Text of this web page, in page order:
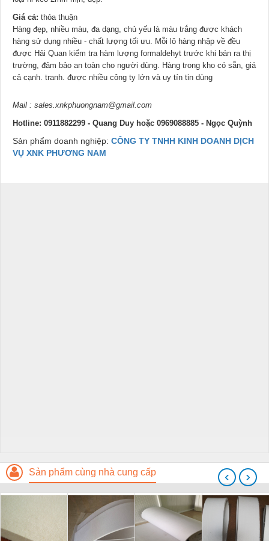
Giá cả: thỏa thuận
Hàng đẹp, nhiều màu, đa dạng, chủ yếu là màu trắng được khách
hàng sử dụng nhiều - chất lượng tối ưu. Mỗi lô hàng nhập về đều
được Hải Quan kiểm tra hàm lượng formaldehyt trước khi bán ra thị
trường, đảm bảo an toàn cho người dùng. Hàng trong kho có sẵn, giá
cả cạnh. tranh. được nhiều công ty lớn và uy tín tin dùng
Mail : sales.xnkphuongnam@gmail.com
Hotline: 0911882299 - Quang Duy hoặc 0969088885 - Ngọc Quỳnh
Sản phẩm doanh nghiệp: CÔNG TY TNHH KINH DOANH DỊCH
VỤ XNK PHƯƠNG NAM
Sản phẩm cùng nhà cung cấp ‹ ›